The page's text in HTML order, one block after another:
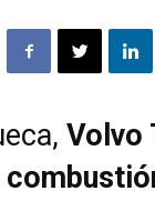
Volvo